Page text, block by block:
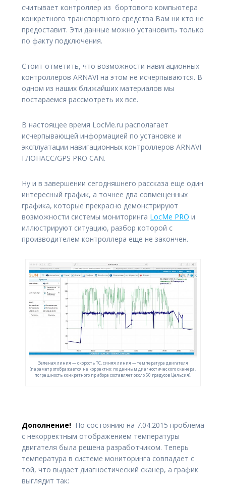
считывает контроллер из бортового компьютера
конкретного транспортного средства Вам ни кто не
предоставит. Эти данные можно установить только
по факту подключения.
Стоит отметить, что возможности навигационных
контроллеров ARNAVI на этом не исчерпываются. В
одном из наших ближайших материалов мы
постараемся рассмотреть их все.
В настоящее время LocMe.ru располагает
исчерпывающей информацией по установке и
эксплуатации навигационных контроллеров ARNAVI
ГЛОНАСС/GPS PRO CAN.
Ну и в завершении сегодняшнего рассказа еще один
интересный график, а точнее два совмещенных
графика, которые прекрасно демонстрируют
возможности системы мониторинга LocMe PRO и
иллюстрируют ситуацию, разбор которой с
производителем контроллера еще не закончен.
Зеленая линия — скорость ТС, синяя линия — температура двигателя
(параметр отображается не корректно: по данным диагностического сканера,
погрешность конкретного прибора составляет около 50 градусов Цельсия).
Дополнение! По состоянию на 7.04.2015 проблема
с некорректным отображением температуры
двигателя была решена разработчиком. Теперь
температура в системе мониторинга совпадает с
той, что выдает диагностический сканер, а график
выглядит так: